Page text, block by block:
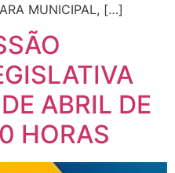
MUNICIPAL, […]
ABRIL DE
HORAS